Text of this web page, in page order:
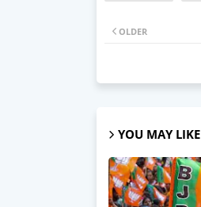
OLDER
YOU MAY LIKE